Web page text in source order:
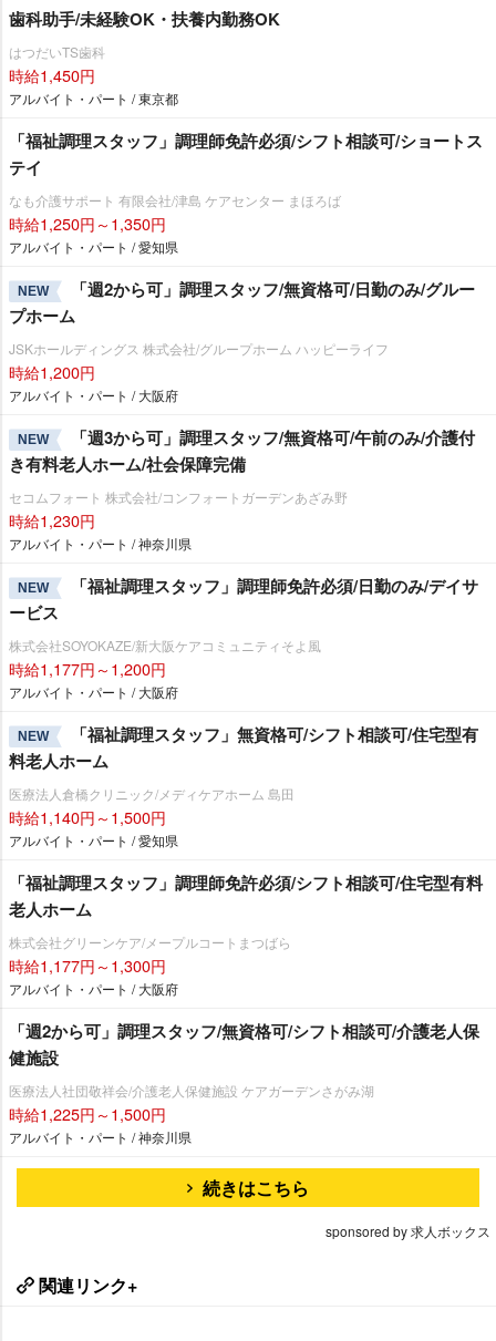
歯科助手/未経験OK・扶養内勤務OK
はつだいTS歯科
時給1,450円
アルバイト・パート / 東京都
「福祉調理スタッフ」調理師免許必須/シフト相談可/ショートス
テイ
なも介護サポート 有限会社/津島 ケアセンター まほろば
時給1,250円～1,350円
アルバイト・パート / 愛知県
NEW
「週2から可」調理スタッフ/無資格可/日勤のみ/グルー
プホーム
JSKホールディングス 株式会社/グループホーム ハッピーライフ
時給1,200円
アルバイト・パート / 大阪府
NEW
「週3から可」調理スタッフ/無資格可/午前のみ/介護付
き有料老人ホーム/社会保障完備
セコムフォート 株式会社/コンフォートガーデンあざみ野
時給1,230円
アルバイト・パート / 神奈川県
NEW
「福祉調理スタッフ」調理師免許必須/日勤のみ/デイサ
ービス
株式会社SOYOKAZE/新大阪ケアコミュニティそよ風
時給1,177円～1,200円
アルバイト・パート / 大阪府
NEW
「福祉調理スタッフ」無資格可/シフト相談可/住宅型有
料老人ホーム
医療法人倉橋クリニック/メディケアホーム 島田
時給1,140円～1,500円
アルバイト・パート / 愛知県
「福祉調理スタッフ」調理師免許必須/シフト相談可/住宅型有料
老人ホーム
株式会社グリーンケア/メープルコートまつばら
時給1,177円～1,300円
アルバイト・パート / 大阪府
「週2から可」調理スタッフ/無資格可/シフト相談可/介護老人保
健施設
医療法人社団敬祥会/介護老人保健施設 ケアガーデンさがみ湖
時給1,225円～1,500円
アルバイト・パート / 神奈川県
続きはこちら
sponsored by 求人ボックス
関連リンク+